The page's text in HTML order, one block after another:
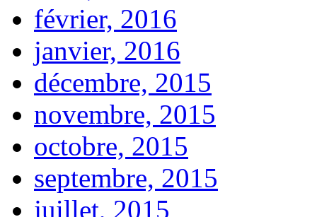
février, 2016
janvier, 2016
décembre, 2015
novembre, 2015
octobre, 2015
septembre, 2015
juillet, 2015